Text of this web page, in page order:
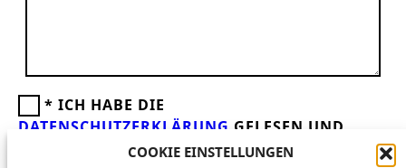
COOKIE EINSTELLUNGEN
* ICH HABE DIE
DATENSCHUTZERKLÄRUNG GELESEN UND
AKZEPTIERE DIESE.WIR FREUEN UNS ÜBER